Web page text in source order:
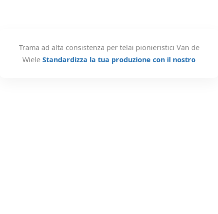
Trama ad alta consistenza per telai pionieristici Van de
Wiele Standardizza la tua produzione con il nostro